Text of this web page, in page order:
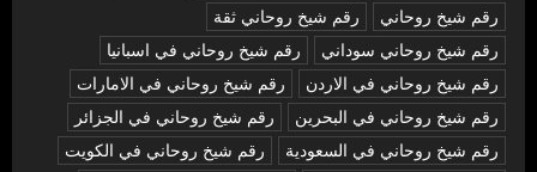
رقم شيخ روحاني
رقم شيخ روحاني ثقة
رقم شيخ روحاني سوداني
رقم شيخ روحاني في اسبانيا
رقم شيخ روحاني في الاردن
رقم شيخ روحاني في الامارات
رقم شيخ روحاني في البحرين
رقم شيخ روحاني في الجزائر
رقم شيخ روحاني في السعودية
رقم شيخ روحاني في الكويت